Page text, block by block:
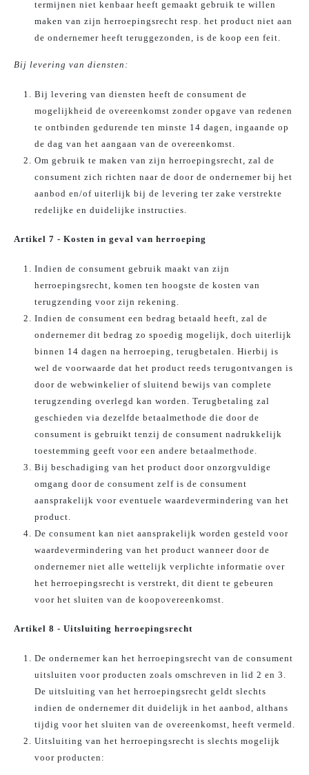
termijnen niet kenbaar heeft gemaakt gebruik te willen
maken van zijn herroepingsrecht resp. het product niet aan
de ondernemer heeft teruggezonden, is de koop een feit.
Bij levering van diensten:
Bij levering van diensten heeft de consument de
mogelijkheid de overeenkomst zonder opgave van redenen
te ontbinden gedurende ten minste 14 dagen, ingaande op
de dag van het aangaan van de overeenkomst.
Om gebruik te maken van zijn herroepingsrecht, zal de
consument zich richten naar de door de ondernemer bij het
aanbod en/of uiterlijk bij de levering ter zake verstrekte
redelijke en duidelijke instructies.
Artikel 7 - Kosten in geval van herroeping
Indien de consument gebruik maakt van zijn
herroepingsrecht, komen ten hoogste de kosten van
terugzending voor zijn rekening.
Indien de consument een bedrag betaald heeft, zal de
ondernemer dit bedrag zo spoedig mogelijk, doch uiterlijk
binnen 14 dagen na herroeping, terugbetalen. Hierbij is
wel de voorwaarde dat het product reeds terugontvangen is
door de webwinkelier of sluitend bewijs van complete
terugzending overlegd kan worden.
Terugbetaling zal
geschieden via dezelfde betaalmethode die door de
consument is gebruikt tenzij de consument nadrukkelijk
toestemming geeft voor een andere betaalmethode.
Bij beschadiging van het product door onzorgvuldige
omgang door de consument zelf is de consument
aansprakelijk voor eventuele waardevermindering van het
product.
De consument kan niet aansprakelijk worden gesteld voor
waardevermindering van het product wanneer door de
ondernemer niet alle wettelijk verplichte informatie over
het herroepingsrecht is verstrekt, dit dient te gebeuren
voor het sluiten van de koopovereenkomst.
Artikel 8 - Uitsluiting herroepingsrecht
De ondernemer kan het herroepingsrecht van de consument
uitsluiten voor producten zoals omschreven in lid 2 en 3.
De uitsluiting van het herroepingsrecht geldt slechts
indien de ondernemer dit duidelijk in het aanbod, althans
tijdig voor het sluiten van de overeenkomst, heeft vermeld.
Uitsluiting van het herroepingsrecht is slechts mogelijk
voor producten: